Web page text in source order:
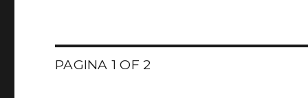
PAGINA 1 OF 2